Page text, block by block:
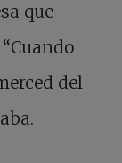
que
del